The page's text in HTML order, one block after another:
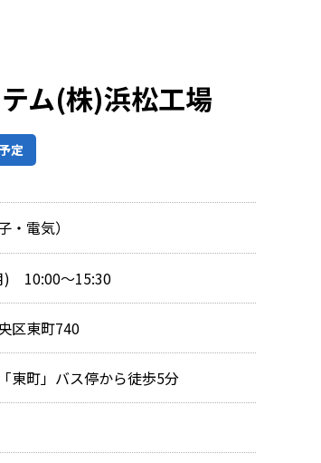
ム(株)浜松工場
定
・電気）
) 10:00～15:30
区東町740
東町」バス停から徒歩5分